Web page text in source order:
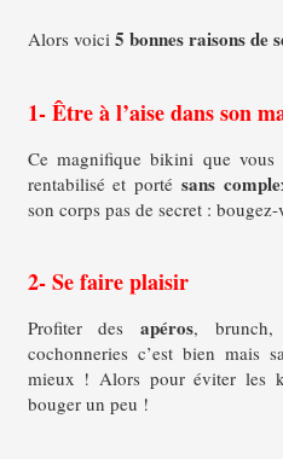
Alors voici 5 bonnes raisons de
1- Être à l’aise dans son
Ce magnifique bikini que vous
rentabilisé et portésans
son corps pas de secret :
2- Se faire plaisir
Profiter desapéros, brunch,
cochonneries c’est bien mais
mieux ! Alors pour éviter les
bouger un peu !